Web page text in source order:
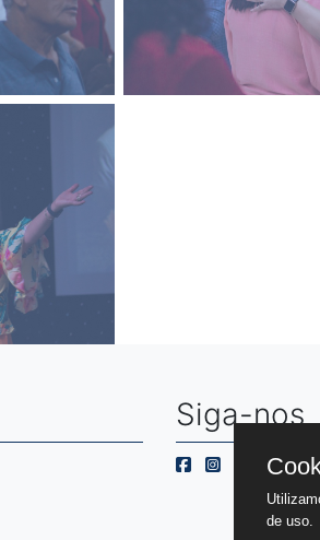
Siga-nos
de uso.